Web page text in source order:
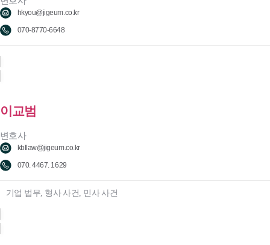
hkyou@jigeum.co.kr
070-8770-6648
이교범
변호사
kbllaw@jigeum.co.kr
070. 4467. 1629
기업 법무, 형사 사건, 민사 사건